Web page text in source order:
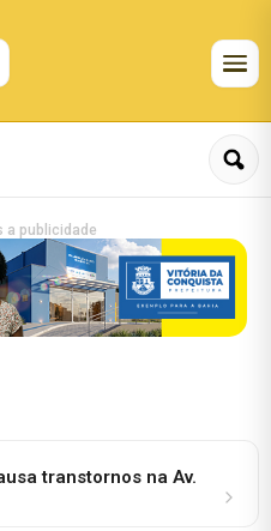
a publicidade
transtornos na Av.